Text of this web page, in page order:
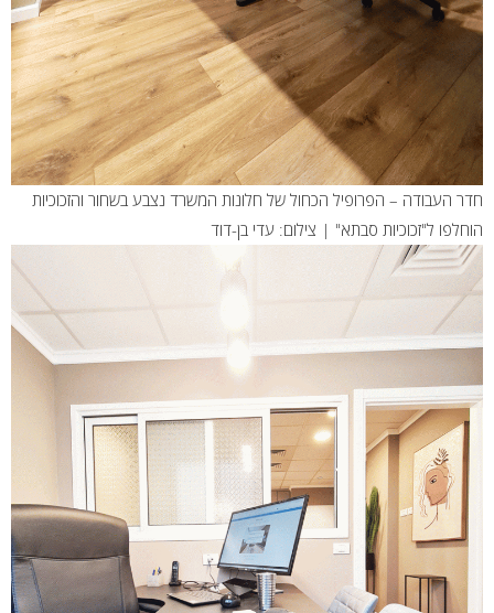
חדר העבודה – הפרופיל הכחול של חלונות המשרד נצבע בשחור והזכוכיות
הוחלפו ל"זכוכיות סבתא" | צילום: עדי בן-דוד